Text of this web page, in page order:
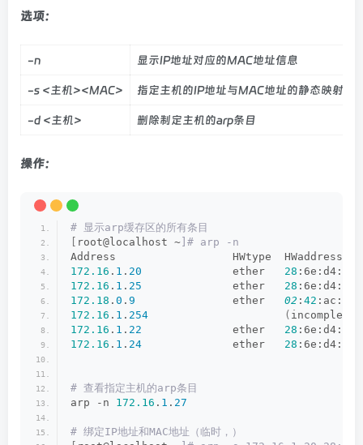
选项：
-n 显示IP地址对应的MAC地址信息
-s <主机><MAC> 指定主机的IP地址与MAC地址的静态映射
-d <主机> 删除制定主机的arp条目
操作：
# 显示arp缓存区的所有条目
root@localhost ~ ]# arp -n
Address                  HWtype
172.16 . 1 . 20
              ether
28 :6e:d4:8a:
172.16 . 1 . 25
              ether
28 :6e:d4:8a:
172.18 . 0 . 9
               ether
02 : 42 :ac:
172.16 . 1 . 254 ( incomplete
172.16 . 1 . 22
              ether
28 :6e:d4:
172.16 . 1 . 24
              ether
28 :6e:d4:
# 查看指定主机的arp条目
arp -n 172.16 . 1 . 27
# 绑定IP地址和MAC地址（临时，）